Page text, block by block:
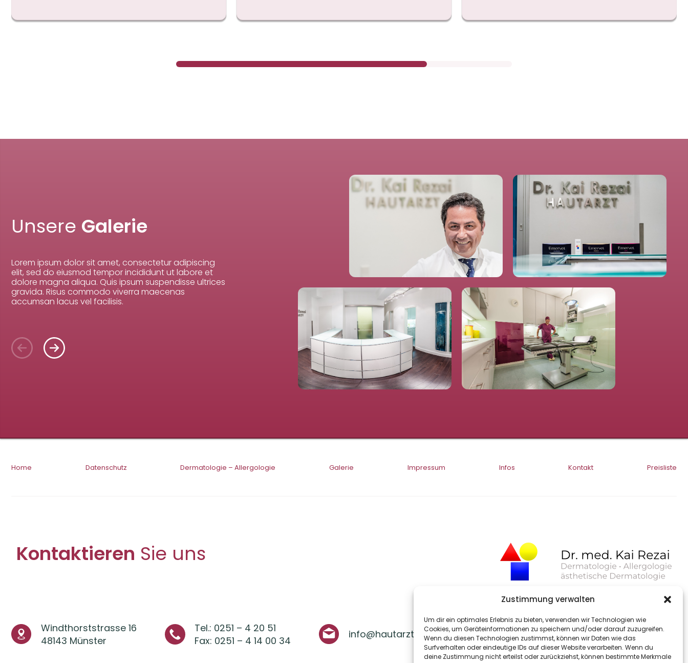
Zustimmung verwalten
Um dir ein optimales Erlebnis zu bieten, verwenden wir Technologien wie
Cookies, um Geräteinformationen zu speichern und/oder darauf zuzugreifen.
Wenn du diesen Technologien zustimmst, können wir Daten wie das
Surfverhalten oder eindeutige IDs auf dieser Website verarbeiten. Wenn du
deine Zustimmung nicht erteilst oder zurückziehst, können bestimmte Merkmale
Unsere Galerie
Lorem ipsum dolor sit amet, consectetur adipiscing
elit, sed do eiusmod tempor incididunt ut labore et
dolore magna aliqua. Quis ipsum suspendisse ultrices
gravida. Risus commodo viverra maecenas
accumsan lacus vel facilisis.
Home Datenschutz Dermatologie – Allergologie Galerie Impressum Infos Kontakt Preisliste
Kontaktieren Sie uns
Windthorststrasse 16
48143 Münster
Tel.: 0251 – 4 20 51
Fax: 0251 – 4 14 00 34
info@hautarzt-muenster.de